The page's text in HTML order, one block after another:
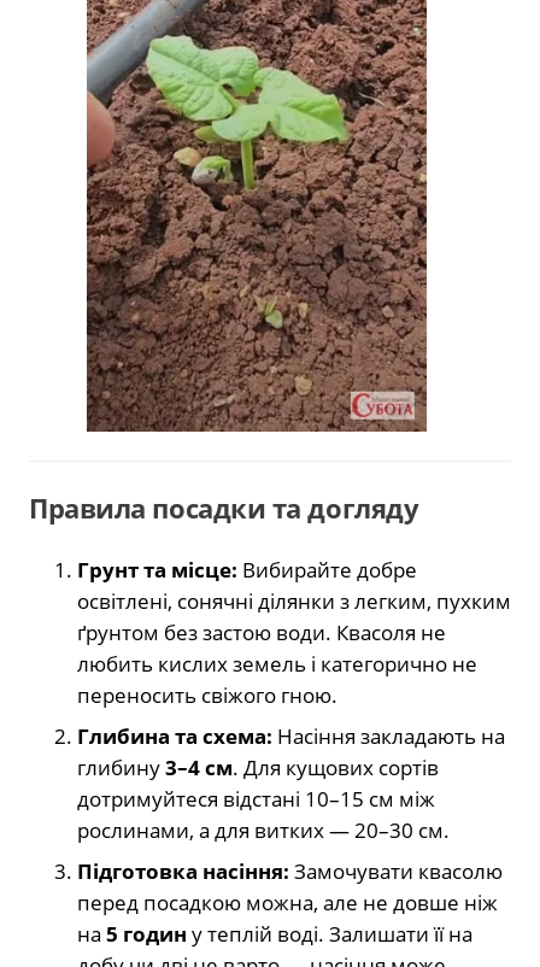
Правила посадки та догляду
Грунт та місце: Вибирайте добре
освітлені, сонячні ділянки з легким, пухким
ґрунтом без застою води. Квасоля не
любить кислих земель і категорично не
переносить свіжого гною.
Глибина та схема: Насіння закладають на
глибину3–4 см. Для кущових сортів
дотримуйтеся відстані 10–15 см між
рослинами, а для витких — 20–30 см.
Підготовка насіння: Замочувати квасолю
перед посадкою можна, але не довше ніж
на 5 годин у теплій воді. Залишати її на